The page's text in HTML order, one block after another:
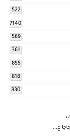
522
7140
569
361
855
818
830
ع...